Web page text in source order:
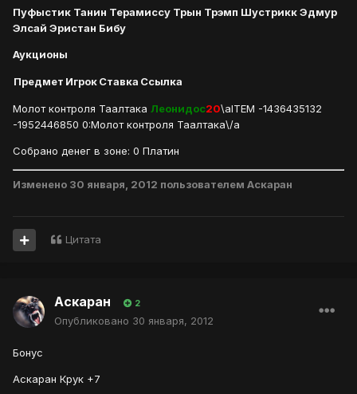
Пуфыстик Танин Терамиссу Трын Трэмп Шустрикк Эдмур
Элсай Эристан Бибу
Аукционы
Предмет ИгрокСтавка Ссылка
Молот контроля Таалтака Леонидос20\aITEM -1436435132
-1952446850 0:Молот контроля Таалтака\/a
Собрано денег в зоне: 0 Платин
Изменено 30 января, 2012 пользователем Аскаран
Цитата
Аскаран 2
Опубликовано 30 января, 2012
Бонус
Аскаран Крук +7